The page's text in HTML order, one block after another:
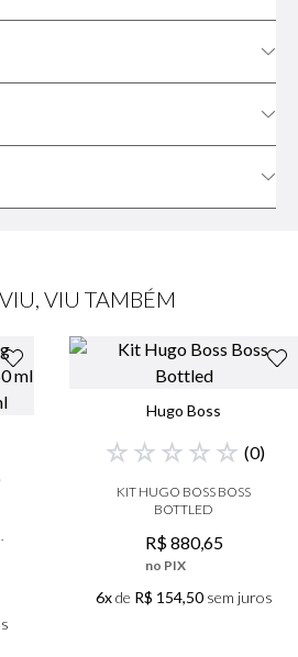
VIU TAMBÉM
Hugo Boss
☆ ☆ ☆ ☆ ☆ (0)
KIT HUGO BOSS BOSS
BOTTLED
R$880,65
no PIX
6xde R$ 154,50sem juros